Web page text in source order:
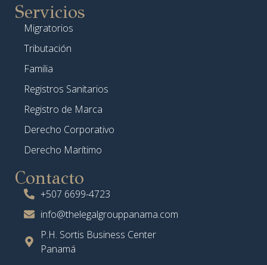
Servicios
Migratorios
Tributación
Familia
Registros Sanitarios
Registro de Marca
Derecho Corporativo
Derecho Marítimo
Contacto
+507 6699-4723
info@thelegalgrouppanama.com
P.H. Sortis Business Center
Panamá